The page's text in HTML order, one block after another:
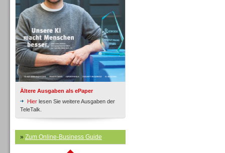
Ältere Ausgaben als ePaper
Hier lesen Sie weitere Ausgaben der
TeleTalk.
» Zum Online-Business Guide
Inbound